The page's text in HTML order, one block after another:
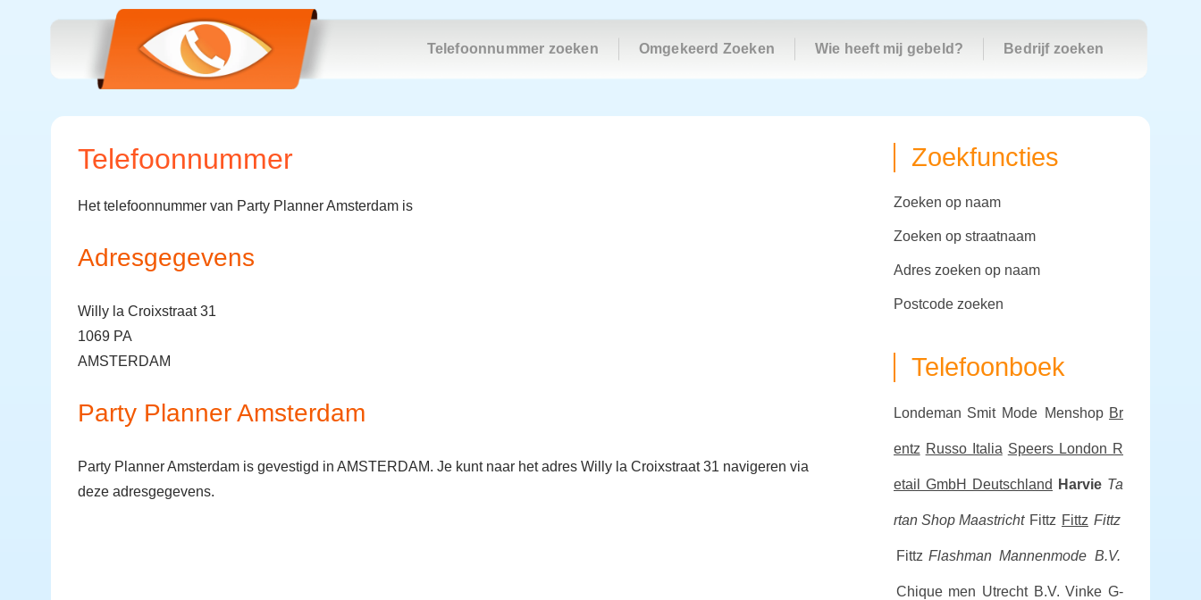
Telefoonnummer zoeken Omgekeerd Zoeken Wie heeft mij gebeld? Bedrijf zoeken
Telefoonnummer
Het telefoonnummer van Party Planner Amsterdam is
Adresgegevens
Willy la Croixstraat 31
1069 PA
AMSTERDAM
Party Planner Amsterdam
Party Planner Amsterdam is gevestigd in AMSTERDAM. Je kunt naar het adres Willy la Croixstraat 31 navigeren via
deze adresgegevens.
Zoekfuncties
zoeken op naam
zoeken op straatnaam
adres zoeken op naam
postcode zoeken
Telefoonboek
Londeman Smit Mode Menshop Br
entz Russo Italia Speers London R
etail GmbH Deutschland Harvie Ta
rtan Shop Maastricht Fittz Fittz Fittz
Fittz Flashman Mannenmode B.V.
Chique men Utrecht B.V. Vinke G-